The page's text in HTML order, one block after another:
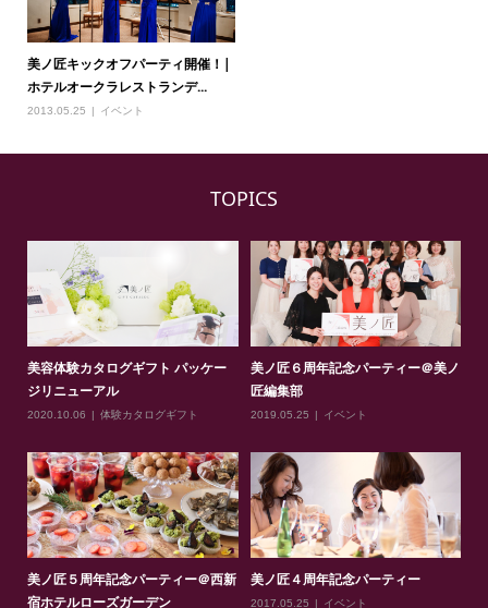
美ノ匠キックオフパーティ開催！|
ホテルオークラレストランデ...
2013.05.25 イベント
TOPICS
美容体験カタログギフト パッケー
ジリニューアル
2020.10.06 体験カタログギフト
美ノ匠６周年記念パーティー＠美ノ
匠編集部
2019.05.25 イベント
美ノ匠５周年記念パーティー＠西新
宿ホテルローズガーデン
美ノ匠４周年記念パーティー
2017.05.25 イベント